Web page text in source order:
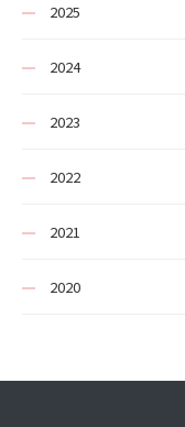
2025
2024
2023
2022
2021
2020